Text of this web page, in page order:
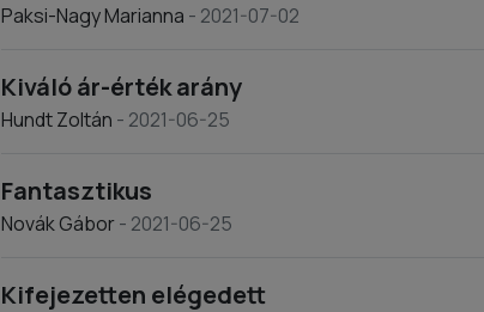
Paksi-Nagy Marianna - 2021-07-02
Kiváló ár-érték arány
Hundt Zoltán - 2021-06-25
Fantasztikus
Novák Gábor- 2021-06-25
Kifejezetten elégedett